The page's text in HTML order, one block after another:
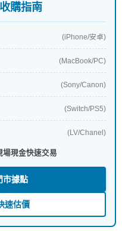
購指南
(iPhone/安卓)
(MacBook/PC)
(Sony/Canon)
(Switch/PS5)
(LV/Chanel)
場現金快速交易
市據點
速估價